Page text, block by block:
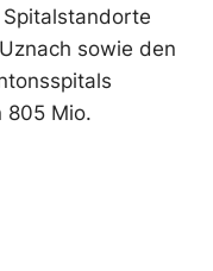
sowie den
805 Mio.